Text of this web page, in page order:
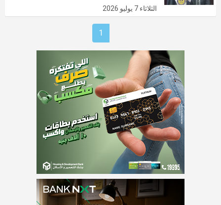
الثلاثاء 7 يوليو 2026
1